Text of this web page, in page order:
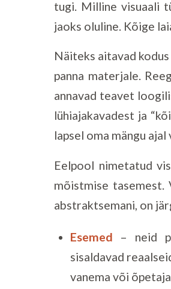
tugi. Milline visuaali
jaoks oluline. Kõige
Näiteks aitavad
panna materjale.
annavad teavet
lühiajakavadest ja
lapsel oma mängu
Eelpool nimetatud
mõistmise tasemest.
abstraktsemani, on
Esemed – neid
sisaldavad
vanema või